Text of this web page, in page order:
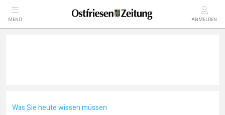
MENÜ ANMELDEN
Was Sie heute wissen müssen